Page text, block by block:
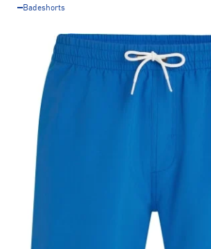
Badeshorts